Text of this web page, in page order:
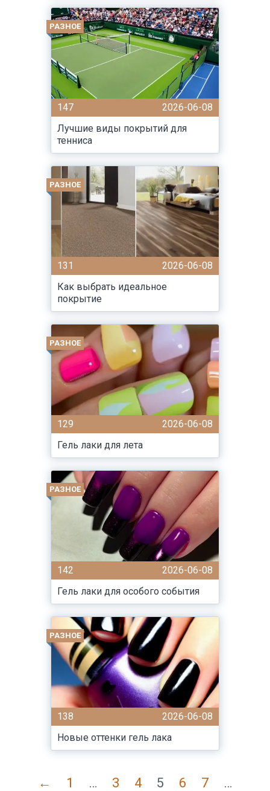
РАЗНОЕ
147
2026-06-08
Лучшие виды покрытий для
тенниса
РАЗНОЕ
131
2026-06-08
Как выбрать идеальное
покрытие
РАЗНОЕ
129
2026-06-08
Гель лаки для лета
РАЗНОЕ
142
2026-06-08
Гель лаки для особого события
РАЗНОЕ
138
2026-06-08
Новые оттенки гель лака
← 1 … 3 4 5 6 7
…